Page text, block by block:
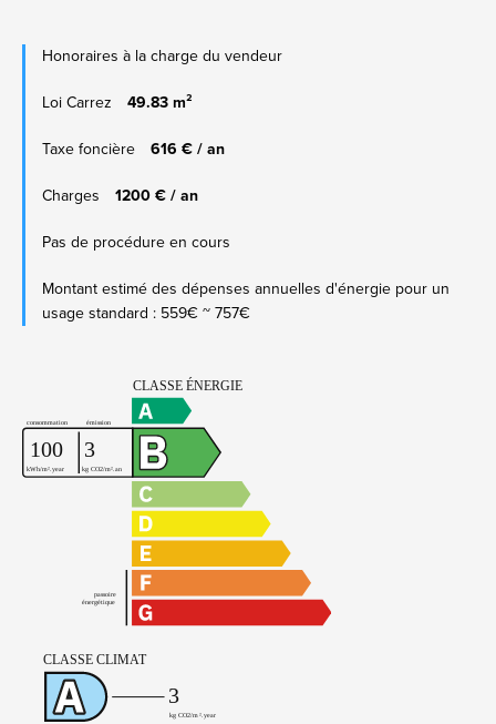
Honoraires à la charge du vendeur
Loi Carrez 49.83 m²
Taxe foncière 616 € / an
Charges 1200 € / an
Pas de procédure en cours
Montant estimé des dépenses annuelles d'énergie pour un
usage standard : 559€ ~ 757€